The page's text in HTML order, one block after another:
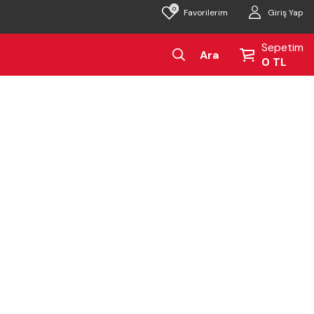
0 Favorilerim Giriş Yap
Ara
Sepetim
0 TL